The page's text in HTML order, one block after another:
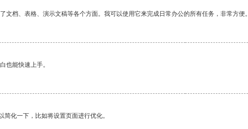
文档、表格、演示文稿等各个方面。我可以使用它来完成日常办公的所有任务，非常方便。
也能快速上手。
化一下，比如将设置页面进行优化。